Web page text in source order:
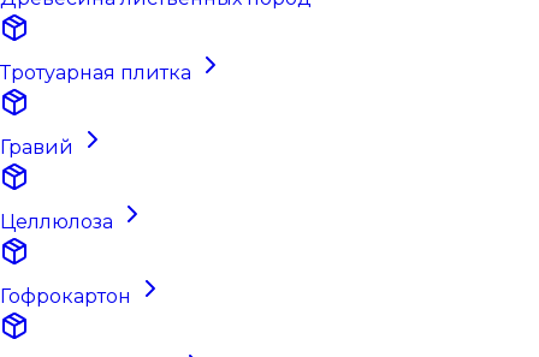
Тротуарная плитка
Гравий
Целлюлоза
Гофрокартон